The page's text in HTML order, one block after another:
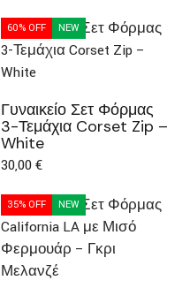
60% OFF NEW
Γυναικείο Σετ Φόρμας
3-Τεμάχια Corset Zip –
White
30,00€
35% OFF NEW